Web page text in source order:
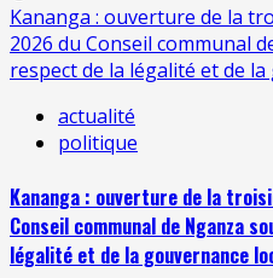
Kananga : ouverture de la
2026 du Conseil communal
respect de la légalité et de
actualité
politique
Kananga : ouverture de la
Conseil communal de Nganza
légalité et de la gouvernance